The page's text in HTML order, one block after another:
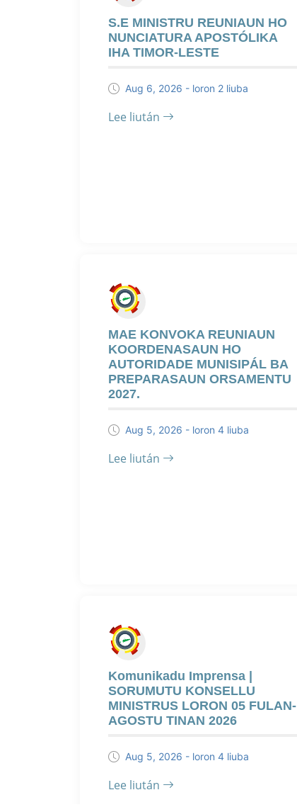
S.E MINISTRU REUNIAUN HO
NUNCIATURA APOSTÓLIKA
IHA TIMOR-LESTE
Aug 6, 2026 - loron 2 liuba
Lee liután
MAE KONVOKA REUNIAUN
KOORDENASAUN HO
AUTORIDADE MUNISIPÁL BA
PREPARASAUN ORSAMENTU
2027.
Aug 5, 2026 - loron 4 liuba
Lee liután
Komunikadu Imprensa |
SORUMUTU KONSELLU
MINISTRUS LORON 05 FULAN-
AGOSTU TINAN 2026
Aug 5, 2026 - loron 4 liuba
Lee liután